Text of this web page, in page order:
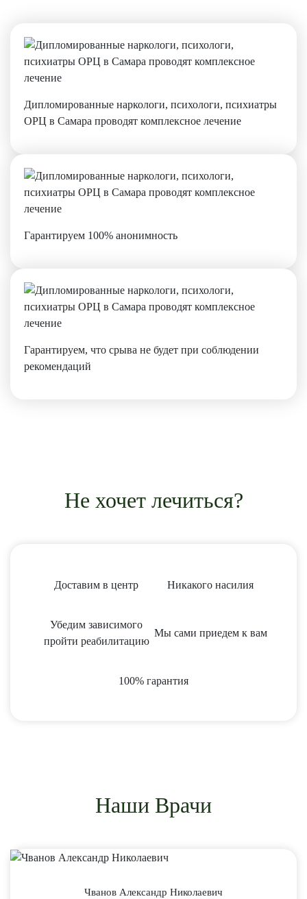
Дипломированные наркологи, психологи, психиатры
ОРЦ в Самара проводят комплексное лечение
Гарантируем 100% анонимность
Гарантируем, что срыва не будет при соблюдении
рекомендаций
Не хочет лечиться?
Доставим в центр Никакого насилия
Убедим зависимого
пройти реабилитацию
Мы сами приедем к вам
100% гарантия
Наши Врачи
Чванов Александр Николаевич